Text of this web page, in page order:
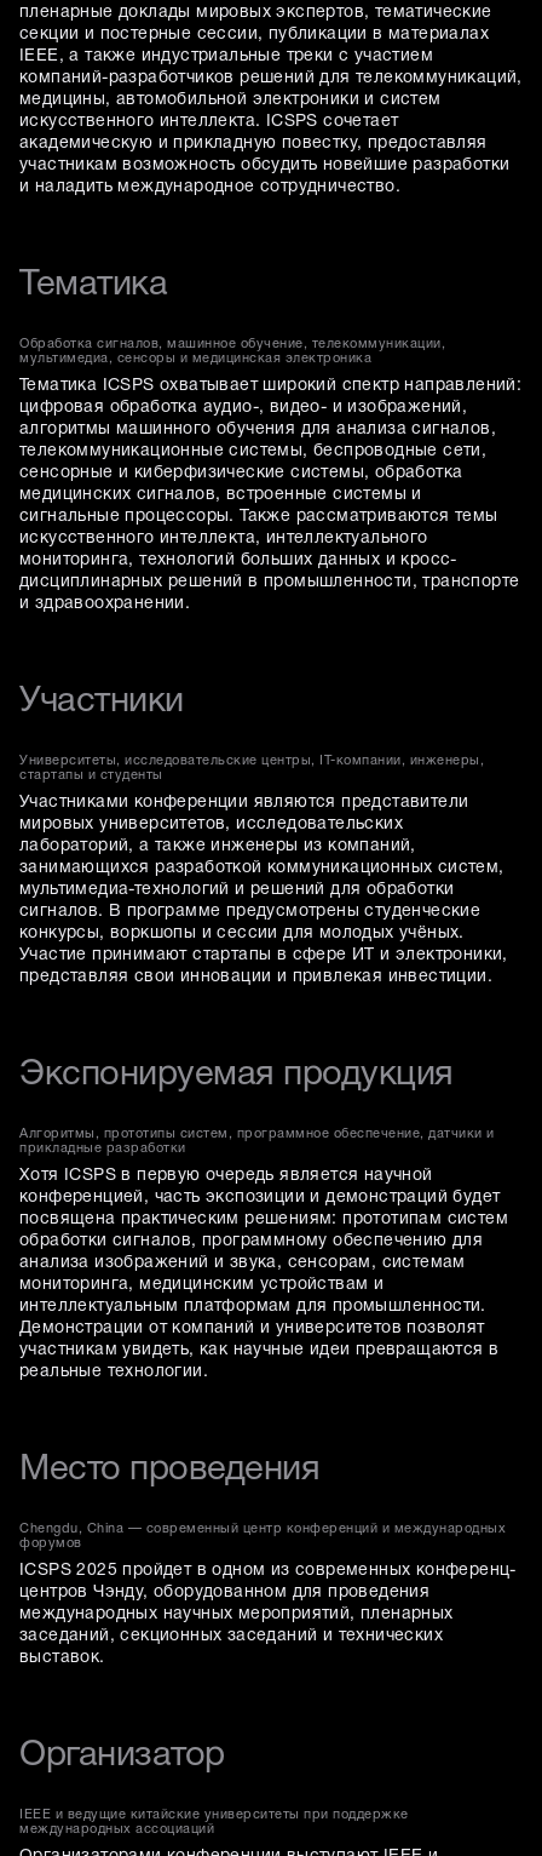
пленарные доклады мировых экспертов, тематические
секции и постерные сессии, публикации в материалах
IEEE, а также индустриальные треки с участием
компаний-разработчиков решений для телекоммуникаций,
медицины, автомобильной электроники и систем
искусственного интеллекта. ICSPS сочетает
академическую и прикладную повестку, предоставляя
участникам возможность обсудить новейшие разработки
и наладить международное сотрудничество.
Тематика
Обработка сигналов, машинное обучение, телекоммуникации,
мультимедиа, сенсоры и медицинская электроника
Тематика ICSPS охватывает широкий спектр направлений:
цифровая обработка аудио-, видео- и изображений,
алгоритмы машинного обучения для анализа сигналов,
телекоммуникационные системы, беспроводные сети,
сенсорные и киберфизические системы, обработка
медицинских сигналов, встроенные системы и
сигнальные процессоры. Также рассматриваются темы
искусственного интеллекта, интеллектуального
мониторинга, технологий больших данных и кросс-
дисциплинарных решений в промышленности, транспорте
и здравоохранении.
Участники
Университеты, исследовательские центры, IT-компании, инженеры,
стартапы и студенты
Участниками конференции являются представители
мировых университетов, исследовательских
лабораторий, а также инженеры из компаний,
занимающихся разработкой коммуникационных систем,
мультимедиа-технологий и решений для обработки
сигналов. В программе предусмотрены студенческие
конкурсы, воркшопы и сессии для молодых учёных.
Участие принимают стартапы в сфере ИТ и электроники,
представляя свои инновации и привлекая инвестиции.
Экспонируемая продукция
Алгоритмы, прототипы систем, программное обеспечение, датчики и
прикладные разработки
Хотя ICSPS в первую очередь является научной
конференцией, часть экспозиции и демонстраций будет
посвящена практическим решениям: прототипам систем
обработки сигналов, программному обеспечению для
анализа изображений и звука, сенсорам, системам
мониторинга, медицинским устройствам и
интеллектуальным платформам для промышленности.
Демонстрации от компаний и университетов позволят
участникам увидеть, как научные идеи превращаются в
реальные технологии.
Место проведения
Chengdu, China — современный центр конференций и международных
форумов
ICSPS 2025 пройдет в одном из современных конференц-
центров Чэнду, оборудованном для проведения
международных научных мероприятий, пленарных
заседаний, секционных заседаний и технических
выставок.
Организатор
IEEE и ведущие китайские университеты при поддержке
международных ассоциаций